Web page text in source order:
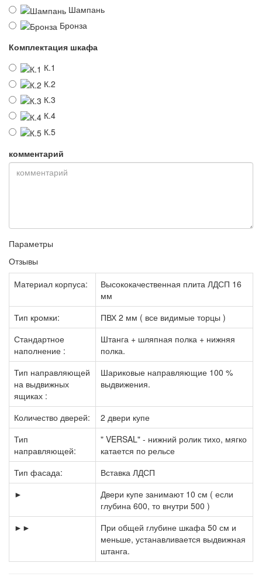
Шампань
Бронза
Комплектация шкафа
К.1
К.2
К.3
К.4
К.5
комментарий
Параметры
Отзывы
Материал корпуса:
Высококачественная плита ЛДСП 16
мм
Тип кромки:
ПВХ 2 мм ( все видимые торцы )
Стандартное
наполнение :
Штанга + шляпная полка + нижняя
полка.
Тип направляющей
на выдвижных
ящиках :
Шариковые направляющие 100 %
выдвижения.
Количество дверей:
2 двери купе
Тип
направляющей:
" VERSAL" - нижний ролик тихо, мягко
катается по рельсе
Тип фасада:
Вставка ЛДСП
►
Двери купе занимают 10 см ( если
глубина 600, то внутри 500 )
►►
При общей глубине шкафа 50 см и
меньше, устанавливается выдвижная
штанга.